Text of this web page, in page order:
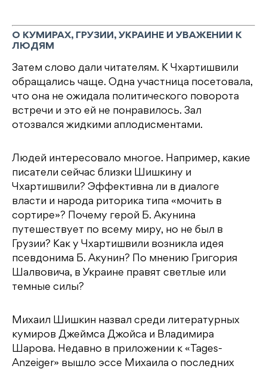
О КУМИРАХ, ГРУЗИИ, УКРАИНЕ И УВАЖЕНИИ К
ЛЮДЯМ
Затем слово дали читателям. К Чхартишвили
обращались чаще. Одна участница посетовала,
что она не ожидала политического поворота
встречи и это ей не понравилось. Зал
отозвался жидкими аплодисментами.
Людей интересовало многое. Например, какие
писатели сейчас близки Шишкину и
Чхартишвили? Эффективна ли в диалоге
власти и народа риторика типа «мочить в
сортире»? Почему герой Б. Акунина
путешествует по всему миру, но не был в
Грузии? Как у Чхартишвили возникла идея
псевдонима Б. Акунин? По мнению Григория
Шалвовича, в Украине правят светлые или
темные силы?
Михаил Шишкин назвал среди литературных
кумиров Джеймса Джойса и Владимира
Шарова. Недавно в приложении к «Tages-
Anzeiger» вышло эссе Михаила о последних